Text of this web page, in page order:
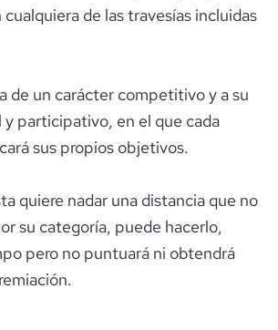
de las travesías incluidas
de un carácter competitivo y a su
y participativo, en el que cada
sus propios objetivos.
quiere nadar una distancia que no
su categoría, puede hacerlo,
pero no puntuará ni obtendrá